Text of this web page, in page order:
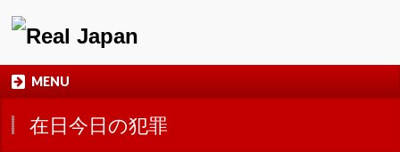
MENU
在日今日の犯罪